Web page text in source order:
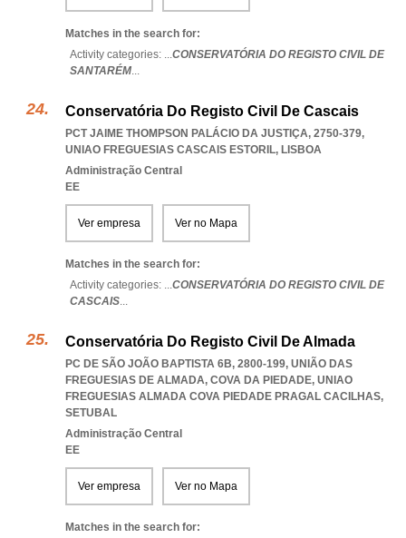
Matches in the search for:
Activity categories: ...CONSERVATÓRIA DO REGISTO CIVIL DE
SANTARÉM...
Conservatória Do Registo Civil De Cascais
PCT JAIME THOMPSON PALÁCIO DA JUSTIÇA, 2750-379,
UNIAO FREGUESIAS CASCAIS ESTORIL, LISBOA
Administração Central
EE
Ver empresa Ver no Mapa
Matches in the search for:
Activity categories: ...CONSERVATÓRIA DO REGISTO CIVIL DE
CASCAIS...
Conservatória Do Registo Civil De Almada
PC DE SÃO JOÃO BAPTISTA 6B, 2800-199, UNIÃO DAS
FREGUESIAS DE ALMADA, COVA DA PIEDADE, UNIAO
FREGUESIAS ALMADA COVA PIEDADE PRAGAL CACILHAS,
SETUBAL
Administração Central
EE
Ver empresa Ver no Mapa
Matches in the search for: